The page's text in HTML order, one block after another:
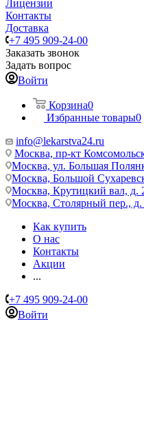
Лицензии
Контакты
Доставка
+7 495 909-24-00
Заказать звонок
Задать вопрос
Войти
Корзина0
Избранные товары0
info@lekarstva24.ru
Москва, пр-кт
Москва, ул. Большая
Москва, Большой
Москва, Крутицкий вал, д.
Москва, Столярный пер., д.
Как купить
О нас
Контакты
Акции
...
+7 495 909-24-00
Войти